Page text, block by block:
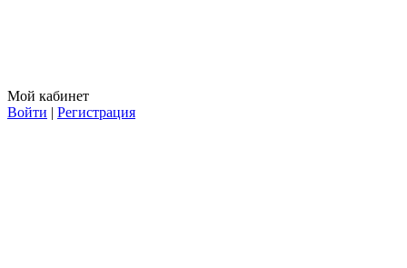
Мой кабинет
Войти | Регистрация